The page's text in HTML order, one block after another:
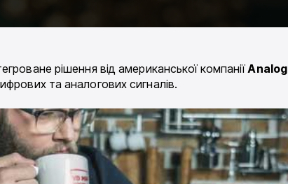
рішення від американської компаніїAnalog
та аналогових сигналів.